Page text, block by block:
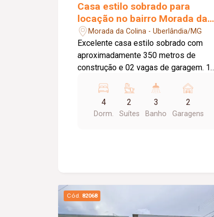
Casa estilo sobrado para
locação no bairro Morada da
Colina
Morada da Colina - Uberlândia/MG
Excelente casa estilo sobrado com
aproximadamente 350 metros de
construção e 02 vagas de garagem. 1
cozinha planejada, lavanderia com
armário e banheiro de funcionário,
cômodo despejo, varanda gourmet com
4
Dorm.
2
Suítes
3
Banho
2
Garagens
Cód. 82068